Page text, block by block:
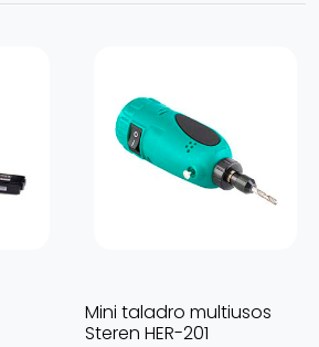
Mini taladro multiusos
Steren HER-201